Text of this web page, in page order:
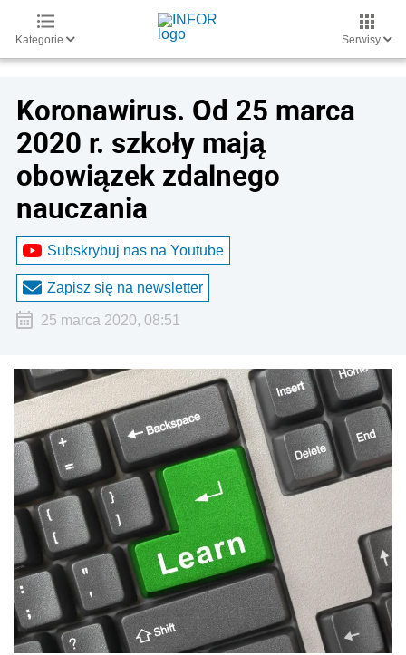
Kategorie Serwisy
Koronawirus. Od 25 marca
2020 r. szkoły mają
obowiązek zdalnego
nauczania
Subskrybuj nas na Youtube
Zapisz się na newsletter
25 marca 2020, 08:51